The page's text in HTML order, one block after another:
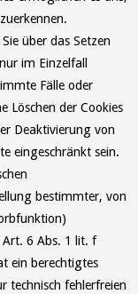
über das Setzen
im Einzelfall
Fälle oder
Löschen der Cookies
Deaktivierung von
eingeschränkt sein.
bestimmter, von
Art. 6 Abs. 1 lit. f
ein berechtigtes
technisch fehlerfreien